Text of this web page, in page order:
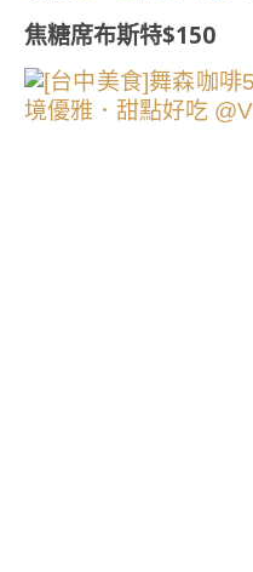
焦糖席布斯特$150